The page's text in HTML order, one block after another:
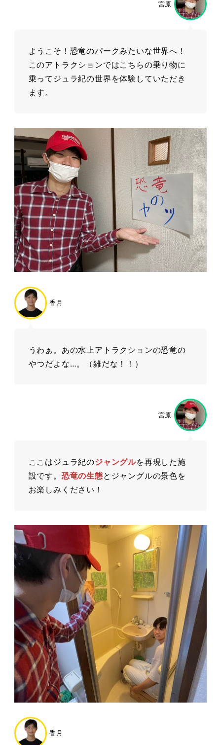
宮原
ようこそ！恐竜のパークみたいな世界へ！
このアトラクションではこちらの乗り物に
乗ってジュラ紀の世界を体験していただき
ます。
香月
うわぁ。あの水上アトラクションの恐竜の
やつだよな…。（雑だな！！）
宮原
ここはジュラ紀のジャングルを再現した施
設です。 恐竜の生態とジャングルの景色を
お楽しみください！
香月